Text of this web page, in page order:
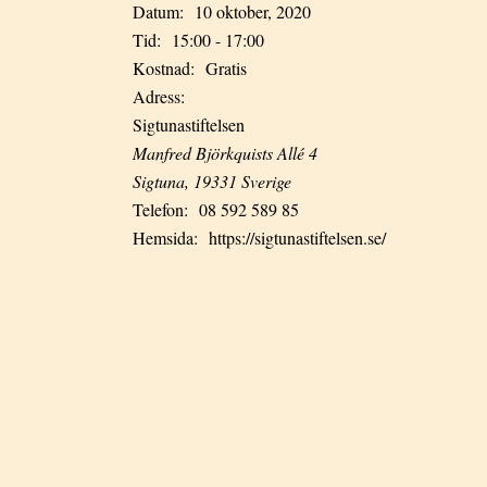
Datum:
10 oktober, 2020
Tid:
15:00 - 17:00
Kostnad: Gratis
Adress:
Sigtunastiftelsen
Manfred Björkquists Allé 4
Sigtuna, 19331 Sverige
Telefon: 08 592 589 85
Hemsida: https://sigtunastiftelsen.se/